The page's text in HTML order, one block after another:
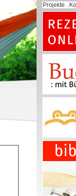
Projekte .